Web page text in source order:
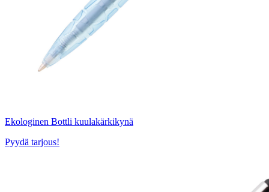
Ekologinen Bottli kuulakärkikynä
Pyydä tarjous!